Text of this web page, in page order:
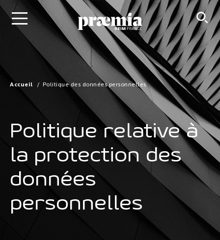
Saut au contenu principal
Accueil Politique des données personnelles
Politique relative à
la protection des
données
personnelles